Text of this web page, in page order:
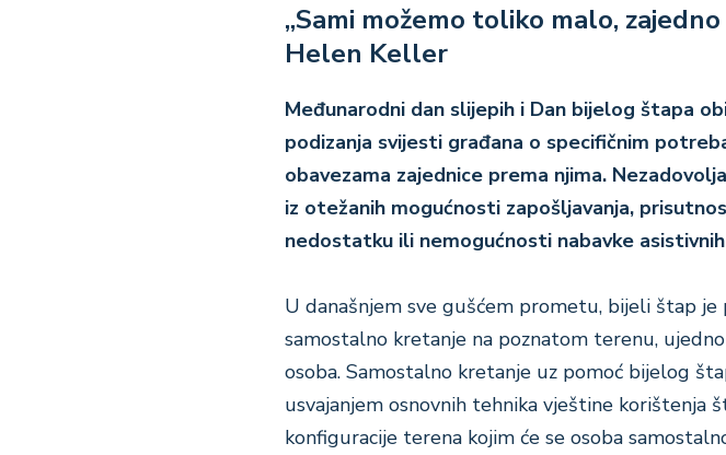
„Sami možemo toliko malo,
Helen Keller
Međunarodni dan slijepih i Dan bijelog štapa
podizanja svijesti građana o specifičnim
obavezama zajednice prema njima.
iz otežanih mogućnosti zapošljavanja,
nedostatku ili nemogućnosti nabavke
U današnjem sve gušćem prometu, bijeli štap
samostalno kretanje na poznatom terenu,
osoba. Samostalno kretanje uz pomoć bijelog
usvajanjem osnovnih tehnika vještine korištenja
konfiguracije terena kojim će se osoba